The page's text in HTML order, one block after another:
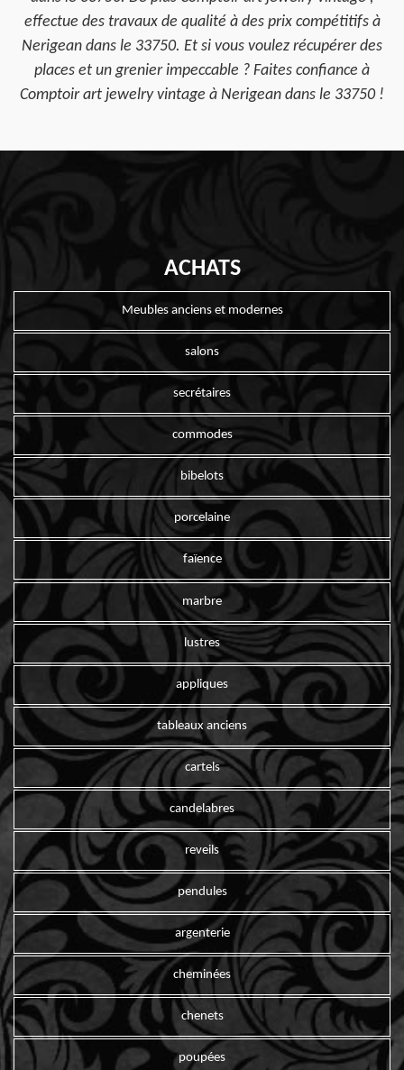
effectue des travaux de qualité à des prix compétitifs à
Nerigean dans le 33750. Et si vous voulez récupérer des
places et un grenier impeccable ? Faites confiance à
Comptoir art jewelry vintage à Nerigean dans le 33750 !
ACHATS
Meubles anciens et modernes
salons
secrétaires
commodes
bibelots
porcelaine
faïence
marbre
lustres
appliques
tableaux anciens
cartels
candelabres
reveils
pendules
argenterie
cheminées
chenets
poupées